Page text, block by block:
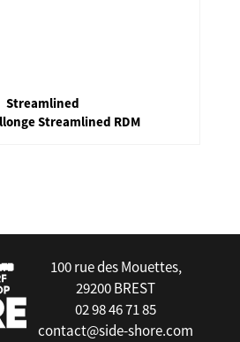
Streamlined
Streamlined RDM
100 rue des Mouettes,
29200 BREST
02 98 46 71 85
contact@side-shore.com